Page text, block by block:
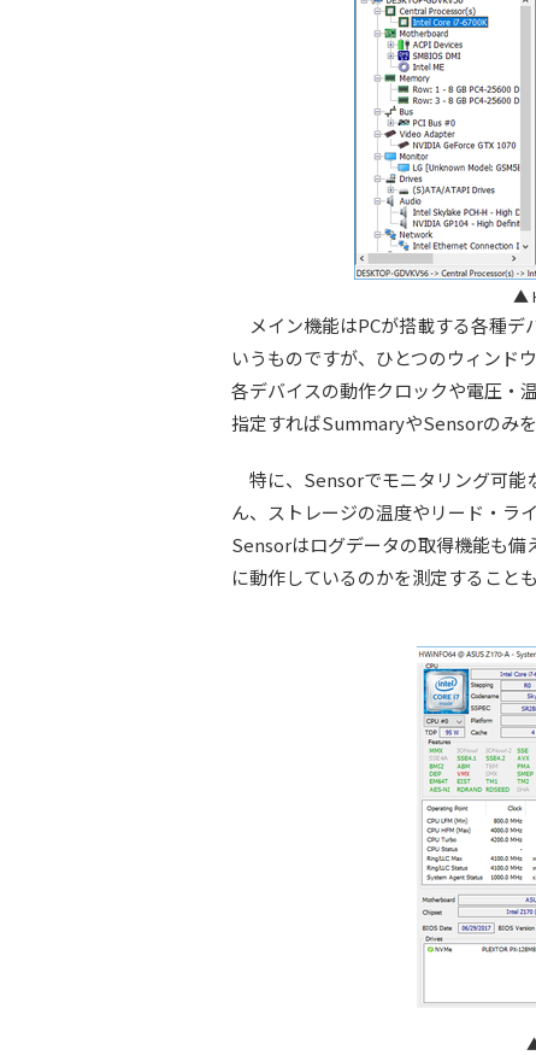
▲
メイン機能はPCが搭載する各種デ
いうものですが、ひとつのウィンド
各デバイスの動作クロックや電圧・
指定すればSummaryやSensorのみを
特に、Sensorでモニタリング可能
ん、ストレージの温度やリード・ラ
Sensorはログデータの取得機能も備
に動作しているのかを測定することも